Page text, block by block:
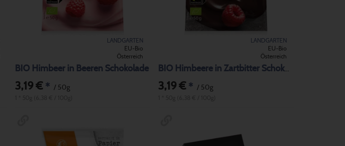
LANDGARTEN
EU-Bio
Österreich
BIO Himbeer in Beeren Schokolade
3,19 €* / 50g
LANDGARTEN
EU-Bio
Österreich
BIO Himbeere in Zartbitter Schokolade
3,19 € * / 50g